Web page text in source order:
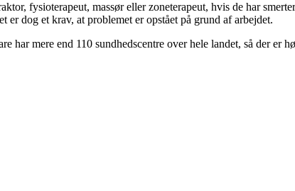
fysioterapeut, massør eller zoneterapeut, hvis de har
dog et krav, at problemet er opstået på grund af arbejdet.
har mere end 110 sundhedscentre over hele landet, så der er